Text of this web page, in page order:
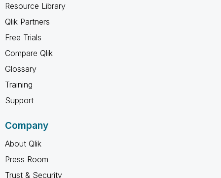
Resource Library
Qlik Partners
Free Trials
Compare Qlik
Glossary
Training
Support
Company
About Qlik
Press Room
Trust & Security